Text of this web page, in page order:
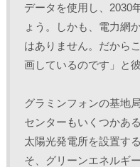
データを使用し、2030
ょう。しかも、電力網
はありません。だから
画しているのです」と
グラミンフォンの基地
センターもいくつかあ
太陽光発電所を設置す
そ、グリーンエネルギ